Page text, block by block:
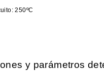
250ºC
y parámetros